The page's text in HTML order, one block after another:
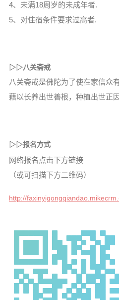
4、未满18周岁的未成年者.
5、对住宿条件要求过高者.
▷▷八关斋戒
八关斋戒是佛陀为了使在家信众
藉以长养出世善根，种植出世正
▷▷报名方式
网络报名点击下方链接
（或可扫描下方二维码）
http://